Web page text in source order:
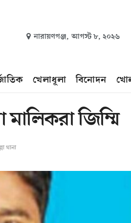
নারায়ণগঞ্জ, আগস্ট ৮, ২০২৬
খেলাধূলা বিনোদন
জিম্মি
থানা